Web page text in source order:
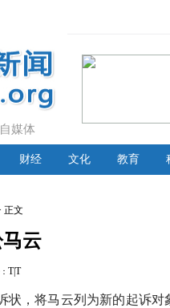
媒体
财经 文化 教育
正文
云
T|T
状，将马云列为新的起诉